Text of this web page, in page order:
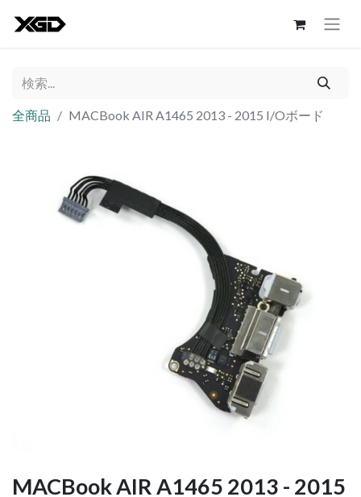
全商品 MACBook AIR A1465 2013 - 2015 I/Oボード
MACBook AIR A1465 2013 - 2015